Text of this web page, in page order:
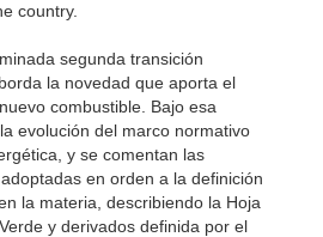
country.
segunda transición
la novedad que aporta el
combustible. Bajo esa
evolución del marco normativo
y se comentan las
en orden a la definición
la materia, describiendo la Hoja
y derivados definida por el